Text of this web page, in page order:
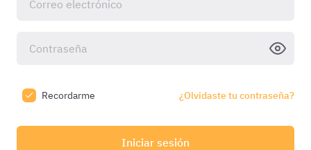
Recordarme ¿Olvidaste tu contraseña?
Iniciar sesión